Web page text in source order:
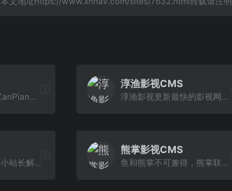
赞片网,赞片CMS,ZanPianCms,赞片CMS程序,赞片商业版程序,赞片电影程序,电影程序,飞飞CMS
淳渔影视CMS
淳渔影视更新最快的影视网站之一，收集了全网最新高分电影,电视剧,综艺,动漫等热播剧目免费在线观看！
晴天CMS专门为中小站长解决建站难的问题、一键采集、一键生成静态、一键安装，傻瓜式的建站程序。
熊掌影视CMS
鱼和熊掌不可兼得，熊掌联合站长运营网站，帮助站长快速变现！